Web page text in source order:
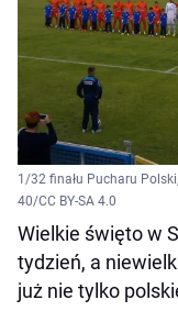
1/32 finału Pucharu
40/CC BY-SA 4.0
Wielkie święto w
tydzień, a
już nie tylko